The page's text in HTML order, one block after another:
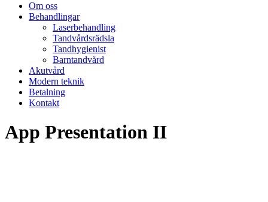
Om oss
Behandlingar
Laserbehandling
Tandvårdsrädsla
Tandhygienist
Barntandvård
Akutvård
Modern teknik
Betalning
Kontakt
App Presentation II